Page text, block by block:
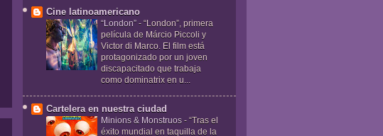
Cine latinoamericano
“London” - “London”, primera
película de Márcio Piccoli y
Victor di Marco. El film está
protagonizado por un joven
discapacitado que trabaja
como dominatrix en u...
Cartelera en nuestra ciudad
Minions & Monstruos - “Tras el
éxito mundial en taquilla de la